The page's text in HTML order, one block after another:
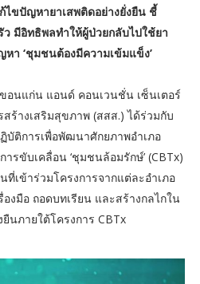
ไขปัญหายาเสพติดอย่างยั่งยืน ชี้
มีอิทธิพลทำให้ผู้ป่วยกลับไปใช้ยา
‘ชุมชนต้องมีความเข้มแข็ง’
อนแก่น แอนด์ คอนเวนชั่น เซ็นเตอร์
ร้างเสริมสุขภาพ (สสส.) ได้ร่วมกับ
บัติการเพื่อพัฒนาศักยภาพอำเภอ
รขับเคลื่อน ‘ชุมชนล้อมรักษ์’ (CBTx)
ที่เข้าร่วมโครงการจากแต่ละอำเภอ
งมือ ถอดบทเรียน และสร้างกลไกใน
นภายใต้โครงการ CBTx